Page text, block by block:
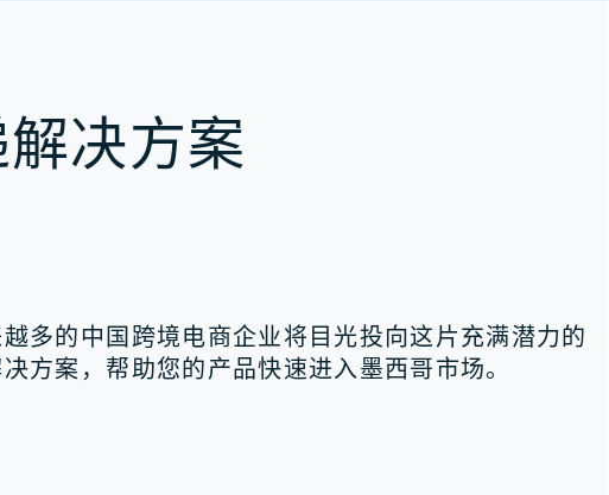
决方案
多的中国跨境电商企业将目光投向这片充满潜力的
方案，帮助您的产品快速进入墨西哥市场。